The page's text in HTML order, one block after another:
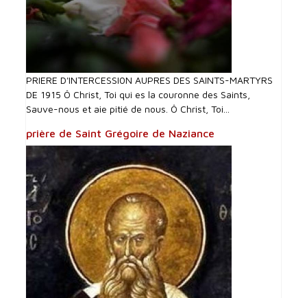
PRIERE D'INTERCESSI0N AUPRES DES SAINTS-MARTYRS
DE 1915 Ô Christ, Toi qui es la couronne des Saints,
Sauve-nous et aie pitié de nous. Ô Christ, Toi...
prière de Saint Grégoire de Naziance